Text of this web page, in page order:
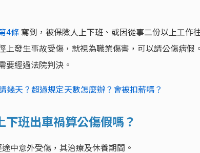
4條寫到，被保險人上下班、或因從事二份以上工作
上發生事故受傷，就視為職業傷害，可以請公傷病假
要經過法院判決。
幾天？超過規定天數怎麼辦？會被扣薪嗎？
班出車禍算公傷假嗎？
中意外受傷，其治療及休養期間。